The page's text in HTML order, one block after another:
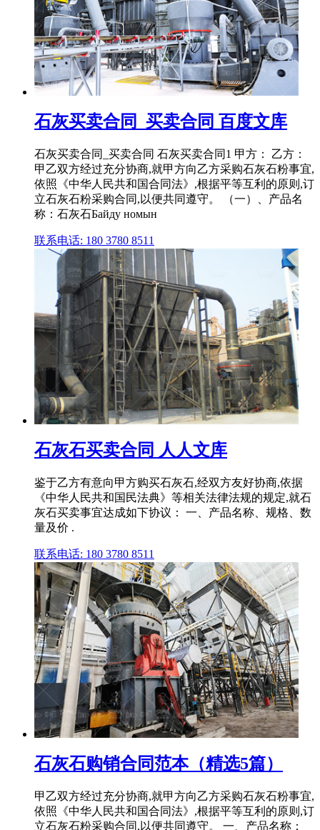
石灰买卖合同_买卖合同 百度文库
石灰买卖合同_买卖合同 石灰买卖合同1 甲方： 乙方：
甲乙双方经过充分协商,就甲方向乙方采购石灰石粉事宜,
依照《中华人民共和国合同法》,根据平等互利的原则,订
立石灰石粉采购合同,以便共同遵守。 （一）、产品名
称：石灰石Байду номын
联系电话: 180 3780 8511
石灰石买卖合同 人人文库
鉴于乙方有意向甲方购买石灰石,经双方友好协商,依据
《中华人民共和国民法典》等相关法律法规的规定,就石
灰石买卖事宜达成如下协议： 一、产品名称、规格、数
量及价 .
联系电话: 180 3780 8511
石灰石购销合同范本（精选5篇）
甲乙双方经过充分协商,就甲方向乙方采购石灰石粉事宜,
依照《中华人民共和国合同法》,根据平等互利的原则,订
立石灰石粉采购合同,以便共同遵守。 一、产品名称：